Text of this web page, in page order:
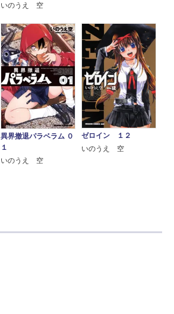
いのうえ 空
異界撤退パラベラム ０
１
いのうえ 空
ゼロイン １２
いのうえ 空